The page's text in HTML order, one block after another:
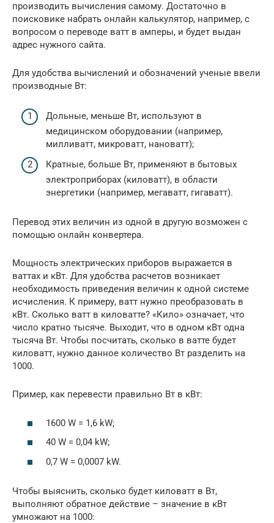
производить вычисления самому. Достаточно в
поисковике набрать онлайн калькулятор, например, с
вопросом о переводе ватт в амперы, и будет выдан
адрес нужного сайта.
Для удобства вычислений и обозначений ученые ввели
производные Вт:
Дольные, меньше Вт, используют в
медицинском оборудовании (например,
милливатт, микроватт, нановатт);
Кратные, больше Вт, применяют в бытовых
электроприборах (киловатт), в области
энергетики (например, мегаватт, гигаватт).
Перевод этих величин из одной в другую возможен с
помощью онлайн конвертера.
Мощность электрических приборов выражается в
ваттах и кВт. Для удобства расчетов возникает
необходимость приведения величин к одной системе
исчисления. К примеру, ватт нужно преобразовать в
кВт. Сколько ватт в киловатте? «Кило» означает, что
число кратно тысяче. Выходит, что в одном кВт одна
тысяча Вт. Чтобы посчитать, сколько в ватте будет
киловатт, нужно данное количество Вт разделить на
1000.
Пример, как перевести правильно Вт в кВт:
1600 W = 1,6 kW;
40 W = 0,04 kW;
0,7 W = 0,0007 kW.
Чтобы выяснить, сколько будет киловатт в Вт,
выполняют обратное действие – значение в кВт
умножают на 1000: